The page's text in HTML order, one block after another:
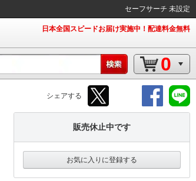
セーフサーチ 未設定
日本全国スピードお届け実施中！配達料金無料
0
シェアする
販売休止中です
お気に入りに登録する